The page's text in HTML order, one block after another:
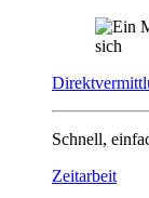
Schnell,
Zeitarbeit